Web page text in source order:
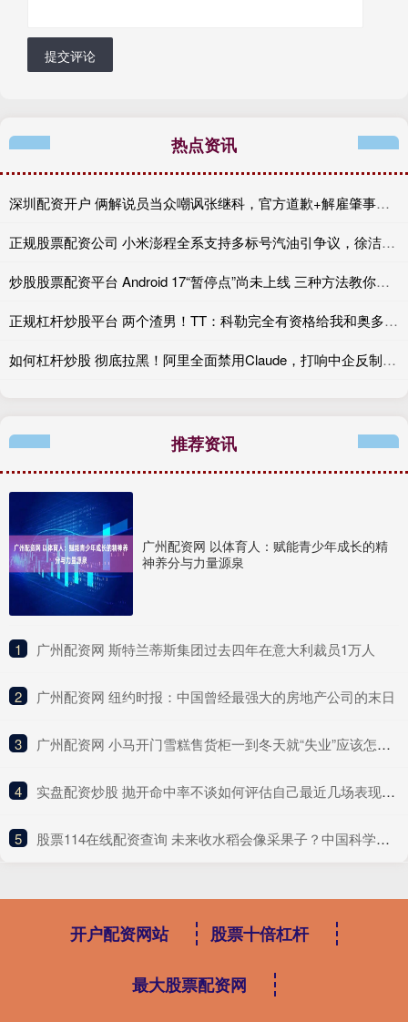
提交评论
热点资讯
深圳配资开户 俩解说员当众嘲讽张继科，官方道歉+解雇肇事者，有些话不能乱说
正规股票配资公司 小米澎程全系支持多标号汽油引争议，徐洁云：XX
炒股股票配资平台 Android 17“暂停点”尚未上线 三种方法教你提前复制
正规杠杆炒股平台 两个渣男！TT：科勒完全有资格给我和奥多姆一人来上几拳
如何杠杆炒股 彻底拉黑！阿里全面禁用Claude，打响中企反制美国AI“第一枪”
推荐资讯
广州配资网 以体育人：赋能青少年成长的精
神养分与力量源泉
1 ​广州配资网 斯特兰蒂斯集团过去四年在意大利裁员1万人
2 ​广州配资网 纽约时报：中国曾经最强大的房地产公司的末日
3 ​广州配资网 小马开门雪糕售货柜一到冬天就“失业”应该怎么办？
4 ​实盘配资炒股 抛开命中率不谈如何评估自己最近几场表现？谢泼德：抛不开
5 ​股票114在线配资查询 未来收水稻会像采果子？中国科学家破解水稻“多年生”关键
开户配资网站 股票十倍杠杆
最大股票配资网